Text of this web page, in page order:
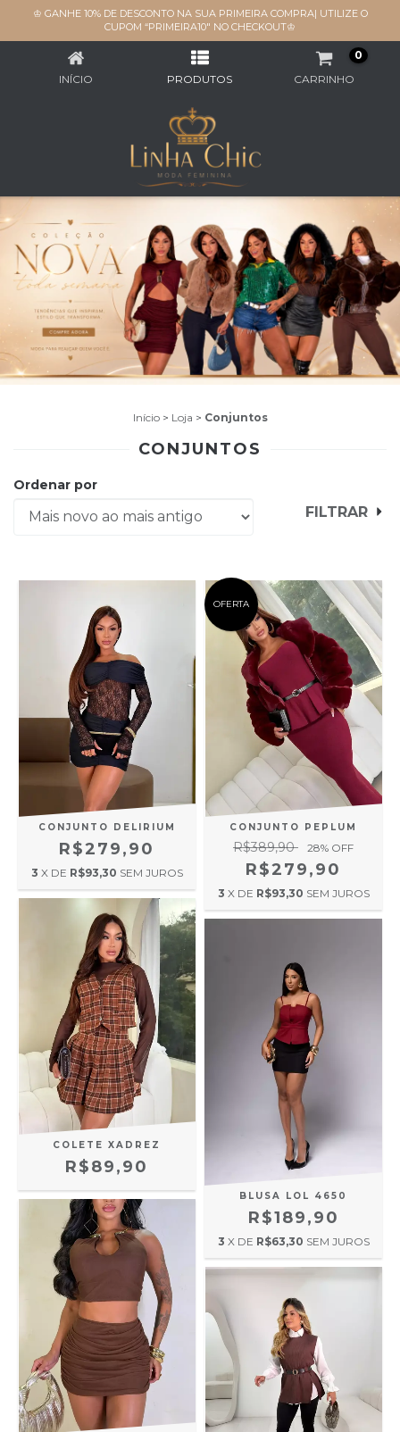
♔ GANHE 10% DE DESCONTO NA SUA PRIMEIRA COMPRA| UTILIZE O
CUPOM “PRIMEIRA10" NO CHECKOUT♔
CONJUNTOS
INÍCIO PRODUTOS CARRINHO
0
Início > Loja > Conjuntos
CONJUNTOS
Ordenar por
FILTRAR
CONJUNTO DELIRIUM
R$279,90
3 X DE R$93,30 SEM JUROS
OFERTA
CONJUNTO PEPLUM
R$389,90 28% OFF
R$279,90
3 X DE R$93,30 SEM JUROS
COLETE XADREZ
R$89,90
BLUSA LOL 4650
R$189,90
3 X DE R$63,30 SEM JUROS